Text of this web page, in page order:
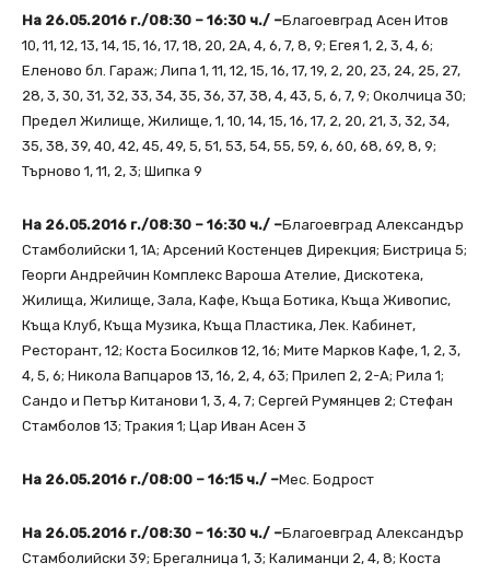
На 26.05.2016 г./08:30 – 16:30 ч./ –Благоевград Асен Итов
10, 11, 12, 13, 14, 15, 16, 17, 18, 20, 2А, 4, 6, 7, 8, 9; Егея 1, 2, 3, 4, 6;
Еленово бл. Гараж; Липа 1, 11, 12, 15, 16, 17, 19, 2, 20, 23, 24, 25, 27,
28, 3, 30, 31, 32, 33, 34, 35, 36, 37, 38, 4, 43, 5, 6, 7, 9; Околчица 30;
Предел Жилище, Жилище, 1, 10, 14, 15, 16, 17, 2, 20, 21, 3, 32, 34,
35, 38, 39, 40, 42, 45, 49, 5, 51, 53, 54, 55, 59, 6, 60, 68, 69, 8, 9;
Търново 1, 11, 2, 3; Шипка 9
На 26.05.2016 г./08:30 – 16:30 ч./ –Благоевград Александър
Стамболийски 1, 1А; Арсений Костенцев Дирекция; Бистрица 5;
Георги Андрейчин Комплекс Вароша Ателие, Дискотека,
Жилища, Жилище, Зала, Кафе, Къща Ботика, Къща Живопис,
Къща Клуб, Къща Музика, Къща Пластика, Лек. Кабинет,
Ресторант, 12; Коста Босилков 12, 16; Мите Марков Кафе, 1, 2, 3,
4, 5, 6; Никола Вапцаров 13, 16, 2, 4, 63; Прилеп 2, 2-А; Рила 1;
Сандо и Петър Китанови 1, 3, 4, 7; Сергей Румянцев 2; Стефан
Стамболов 13; Тракия 1; Цар Иван Асен 3
На 26.05.2016 г./08:00 – 16:15 ч./ –Мес. Бодрост
На 26.05.2016 г./08:30 – 16:30 ч./ –Благоевград Александър
Стамболийски 39; Брегалница 1, 3; Калиманци 2, 4, 8; Коста